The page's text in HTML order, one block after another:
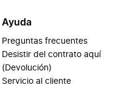
Ayuda
Preguntas frecuentes
Desistir del contrato aquí
(Devolución)
Servicio al cliente